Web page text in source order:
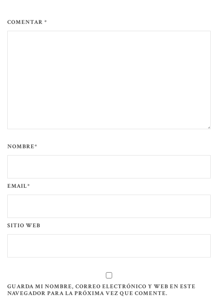
COMENTAR *
NOMBRE*
EMAIL*
SITIO WEB
GUARDA MI NOMBRE, CORREO ELECTRÓNICO Y WEB EN ESTE
NAVEGADOR PARA LA PRÓXIMA VEZ QUE COMENTE.